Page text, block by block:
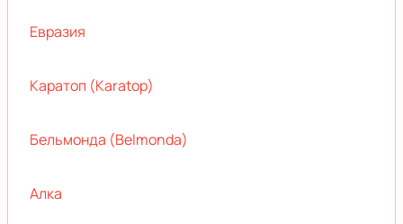
Евразия
Каратоп (Karatop)
Бельмонда (Belmonda)
Алка